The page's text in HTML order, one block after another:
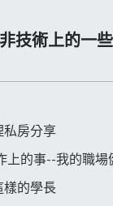
技術上的一
私房分享
上的事--我的職場
樣的學長